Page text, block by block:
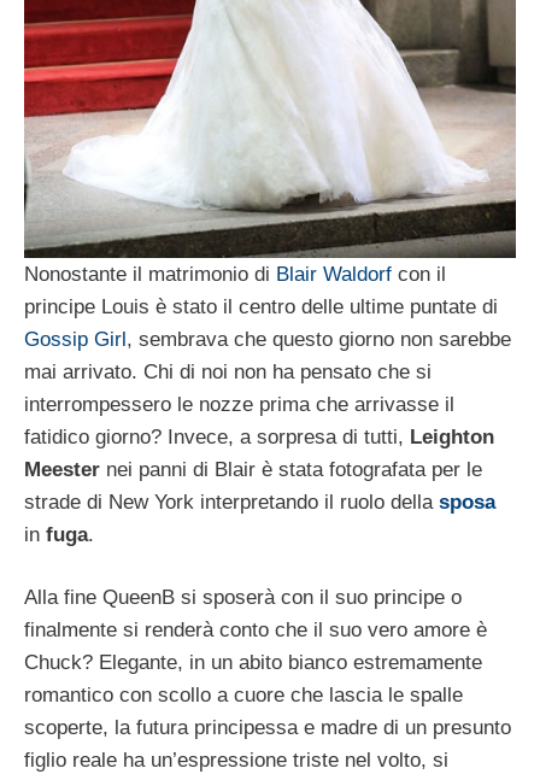
Nonostante il matrimonio di Blair Waldorf con il
principe Louis è stato il centro delle ultime puntate di
Gossip Girl, sembrava che questo giorno non sarebbe
mai arrivato. Chi di noi non ha pensato che si
interrompessero le nozze prima che arrivasse il
fatidico giorno? Invece, a sorpresa di tutti, Leighton
Meester nei panni di Blair è stata fotografata per le
strade di New York interpretando il ruolo della sposa
in fuga.
Alla fine QueenB si sposerà con il suo principe o
finalmente si renderà conto che il suo vero amore è
Chuck? Elegante, in un abito bianco estremamente
romantico con scollo a cuore che lascia le spalle
scoperte, la futura principessa e madre di un presunto
figlio reale ha un’espressione triste nel volto, si